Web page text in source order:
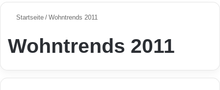
Startseite / Wohntrends 2011
Wohntrends 2011